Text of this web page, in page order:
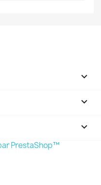


keyboard_arrow_down
PrestaShop™